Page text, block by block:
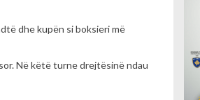
dhe kupën si boksieri më
Në këtë turne drejtësinë ndau